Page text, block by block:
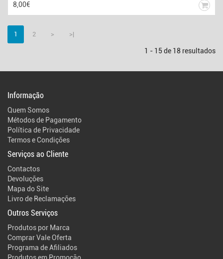
8,00€
1 2 > >|
1 - 15 de 18 resultados
Informação
Quem Somos
Métodos de Pagamento
Política de Privacidade
Termos e Condições
Serviços ao Cliente
Contactos
Devoluções
Mapa do Site
Livro de Reclamações
Outros Serviços
Produtos por Marca
Comprar Vale Oferta
Programa de Afiliados
Produtos em Promoção